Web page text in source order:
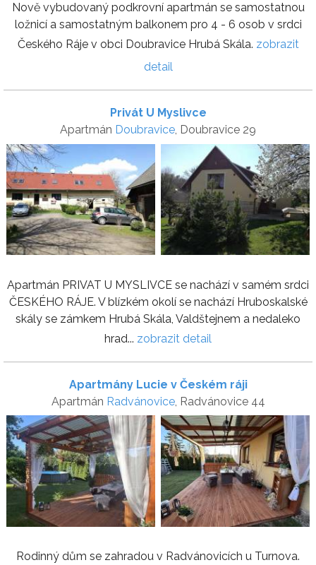
Nově vybudovaný podkrovní apartmán se samostatnou
ložnicí a samostatným balkonem pro 4 - 6 osob v srdci
Českého Ráje v obci Doubravice Hrubá Skála. zobrazit
detail
Privát U Myslivce
Apartmán Doubravice, Doubravice 29
Apartmán PRIVAT U MYSLIVCE se nachází v samém srdci
ČESKÉHO RÁJE. V blízkém okolí se nachází Hruboskalské
skály se zámkem Hrubá Skála, Valdštejnem a nedaleko
hrad... zobrazit detail
Apartmány Lucie v Českém ráji
Apartmán Radvánovice, Radvánovice 44
Rodinný dům se zahradou v Radvánovicích u Turnova.